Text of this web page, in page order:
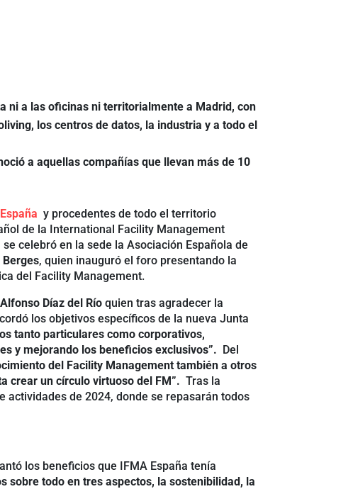
ni a las oficinas ni territorialmente a Madrid, con
los centros de datos, la industria y a todo el
a aquellas compañías que llevan más de 10
y procedentes de todo el territorio
de la International Facility Management
se celebró en la sede la Asociación Española de
Berges, quien inauguró el foro presentando la
del Facility Management.
Díaz del Río quien tras agradecer la
los objetivos específicos de la nueva Junta
tanto particulares como corporativos,
y mejorando los beneficios exclusivos”. Del
del Facility Management también a otros
crear un círculo virtuoso del FM”.Tras la
actividades de 2024, donde se repasarán todos
los beneficios que IFMA España tenía
sobre todo en tres aspectos, la sostenibilidad, la